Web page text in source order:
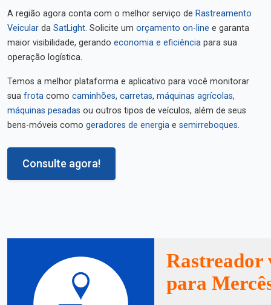
A região agora conta com o melhor serviço de Rastreamento
Veicular da SatLight. Solicite um orçamento on-line e garanta
maior visibilidade, gerando economia e eficiência para sua
operação logística.
Temos a melhor plataforma e aplicativo para você monitorar
sua frota como caminhões, carretas, máquinas agrícolas,
máquinas pesadas ou outros tipos de veículos, além de seus
bens-móveis como geradores de energia e semirreboques.
Consulte agora!
Rastreador
para